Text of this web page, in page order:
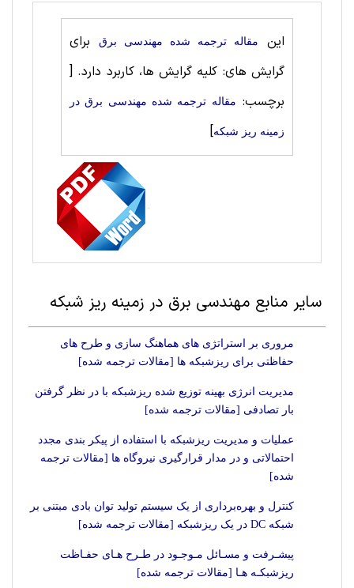
این مقاله ترجمه شده مهندسی برق
برای
گرایش های: کلیه گرایش ها، کاربرد دارد. [
برچسب: مقاله ترجمه شده مهندسی برق در
زمینه ریز شبکه]
سایر منابع مهندسی برق در زمینه ریز شبکه
مروری بر استراتژی های هماهنگ سازی و طرح های
حفاظتی برای ریزشبکه ها [مقالات ترجمه شده]
مدیریت انرژی بهینه توزیع شده ریزشبکه با در نظر گرفتن
بار تصادفی [مقالات ترجمه شده]
عملیات و مدیریت ریزشبکه با استفاده از پیکر بندی مجدد
احتمالاتی و در مدار قرارگیری نیروگاه ها [مقالات ترجمه
شده]
کنترل و بهره‌برداری از یک سیستم تولید توان بادی مبتنی بر
شبکه DC در یک ریزشبکه [مقالات ترجمه شده]
پیشـرفت و مسـائل مـوجـود در طـرح هـای حفـاظت
ریزشبکـه هـا [مقالات ترجمه شده]